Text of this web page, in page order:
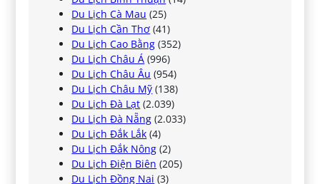
Du Lịch Cà Mau (25)
Du Lịch Cần Thơ (41)
Du Lịch Cao Bằng (352)
Du Lịch Châu Á (996)
Du Lịch Châu Âu (954)
Du Lịch Châu Mỹ (138)
Du Lịch Đà Lạt (2.039)
Du Lịch Đà Nẵng (2.033)
Du Lịch Đắk Lắk (4)
Du Lịch Đắk Nông (2)
Du Lịch Điện Biên (205)
Du Lịch Đồng Nai (3)